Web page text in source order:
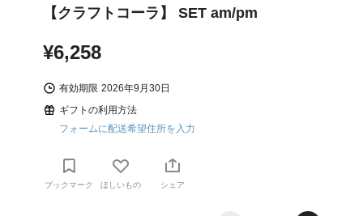
【クラフトコーラ】 SET am/pm
¥6,258
有効期限 2026年9月30日
ギフトの利用方法
フォームに配送希望住所を入力
ブックマーク ほしいもの シェア